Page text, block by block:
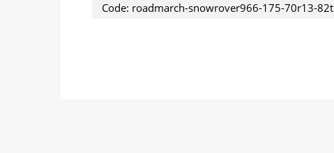
Code: roadmarch-snowrover966-175-70r13-82t